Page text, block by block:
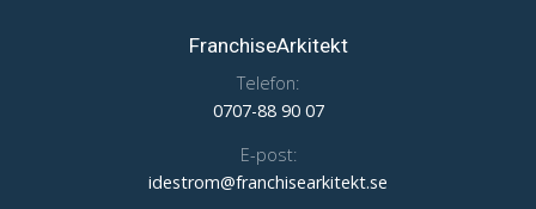
FranchiseArkitekt
Telefon:
0707-88 90 07
E-post:
idestrom@franchisearkitekt.se